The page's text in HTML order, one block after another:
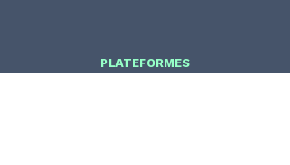
PLATEFORMES